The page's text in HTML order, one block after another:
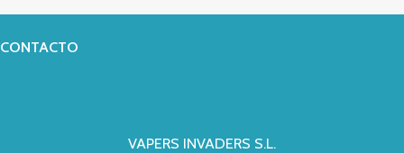
CONTACTO
VAPERS INVADERS S.L.